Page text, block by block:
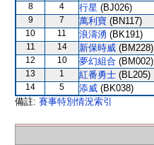
8
4 行星 (BJ026)
9
7 萬利寶 (BN117)
10
11 浪濤湧 (BK191)
11
14 新保時威 (BM228)
12
10 夢幻組合 (BM002)
13
1 紅番勇士 (BL205)
14
5 添威 (BK038)
備註: 賽事特別情況索引